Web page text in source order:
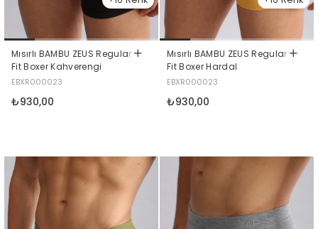
Mısırlı BAMBU ZEUS Regular
Fit Boxer Kahverengi
EBXR000023
₺930,00
Mısırlı BAMBU ZEUS Regular
Fit Boxer Hardal
EBXR000023
₺930,00